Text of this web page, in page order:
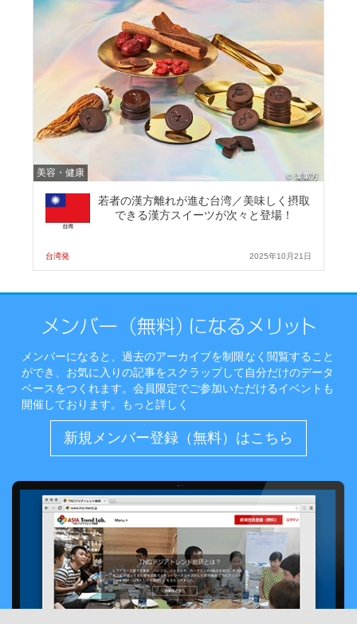
美容・健康
若者の漢方離れが進む台湾／美味しく摂取
できる漢方スイーツが次々と登場！
台湾発 2025年10月21日
メンバーになると、過去のアーカイブを制限なく閲覧すること
ができ、お気に入りの記事をスクラップして自分だけのデータ
ベースをつくれます。会員限定でご参加いただけるイベントも
開催しております。
もっと詳しく
新規メンバー登録（無料）はこちら